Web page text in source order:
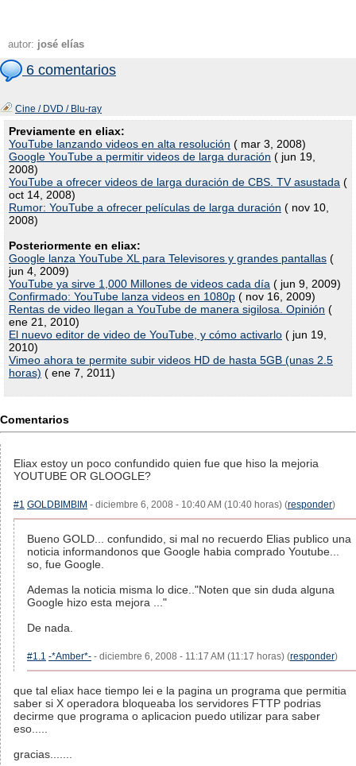
autor: josé elías
6 comentarios
Cine / DVD / Blu-ray
Previamente en eliax:
YouTube lanzando videos en alta resolución ( mar 3, 2008)
Google YouTube a permitir videos de larga duración ( jun 19,
2008)
YouTube a ofrecer videos de larga duración de CBS. TV asustada (
oct 14, 2008)
Rumor: YouTube a ofrecer películas de larga duración ( nov 10,
2008)
Posteriormente en eliax:
Google lanza YouTube XL para Televisores y grandes pantallas (
jun 4, 2009)
YouTube ya sirve 1,000 Millones de videos cada día ( jun 9, 2009)
Confirmado: YouTube lanza videos en 1080p ( nov 16, 2009)
Rentas de video llegan a YouTube de manera sigilosa. Opinión (
ene 21, 2010)
El nuevo editor de video de YouTube, y cómo activarlo ( jun 19,
2010)
Vimeo ahora te permite subir videos HD de hasta 5GB (unas 2.5
horas) ( ene 7, 2011)
Comentarios
Eliax estoy un poco confundido quien fue que hiso la mejoria
YOUTUBE OR GLOOGLE?
#1 GOLDBIMBIM - diciembre 6, 2008 - 10:40 AM (10:40 horas) (responder)
Bueno GOLD... confundido, si mal no recuerdo Elias publico una
noticia informandonos que Google habia comprado Youtube...
so, fue Google.
Ademas la noticia misma lo dice.."Noten que sin duda alguna
Google hizo esta mejora ..."
De nada.
#1.1 -*Amber*- - diciembre 6, 2008 - 11:17 AM (11:17 horas) (responder)
que tal eliax hace tiempo lei e la pagina un programa que permitia
saber si X operadora bloqueaba los servidores FTTP podrias
decirme que programa o aplicacion puedo utilizar para saber
eso.....
gracias.......